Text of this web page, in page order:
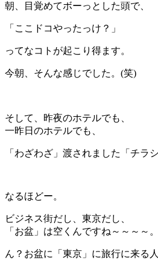
朝、目覚めてボーっとした頭で、
「ここドコやったっけ？」
ってなコトが起こり得ます。
今朝、そんな感じでした。(笑)
そして、昨夜のホテルでも、
一昨日のホテルでも、
「わざわざ」渡されました「チラ
なるほどー。
ビジネス街だし、東京だし、
「お盆」は空くんですね～～～～。
ん？お盆に「東京」に旅行に来る